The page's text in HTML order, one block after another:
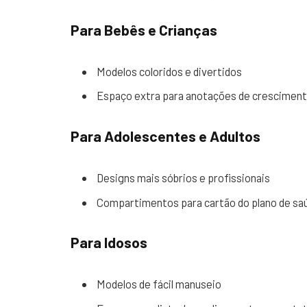
Para Bebês e Crianças
Modelos coloridos e divertidos
Espaço extra para anotações de
Para Adolescentes e Adultos
Designs mais sóbrios e profissionais
Compartimentos para cartão do plano de
Para Idosos
Modelos de fácil manuseio